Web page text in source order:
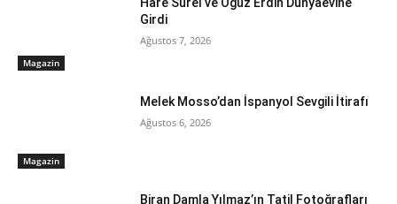
Magazin
Girdi
Ağustos 7, 2026
Magazin
Melek Mosso’dan İspanyol Sevgili İtirafı
Ağustos 6, 2026
Biran Damla Yılmaz’ın Tatil Fotoğrafları